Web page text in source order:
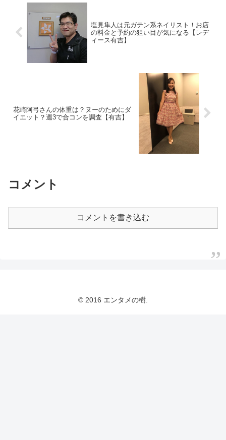
塩見隼人は元ガテン系ネイリスト！お店
の料金と予約の狙い目が気になる【レデ
ィース有吉】
花崎阿弓さんの体重は？ヌーのためにダ
イエット？週3で合コンを調査【有吉】
コメント
コメントを書き込む
© 2016 エンタメの樹.